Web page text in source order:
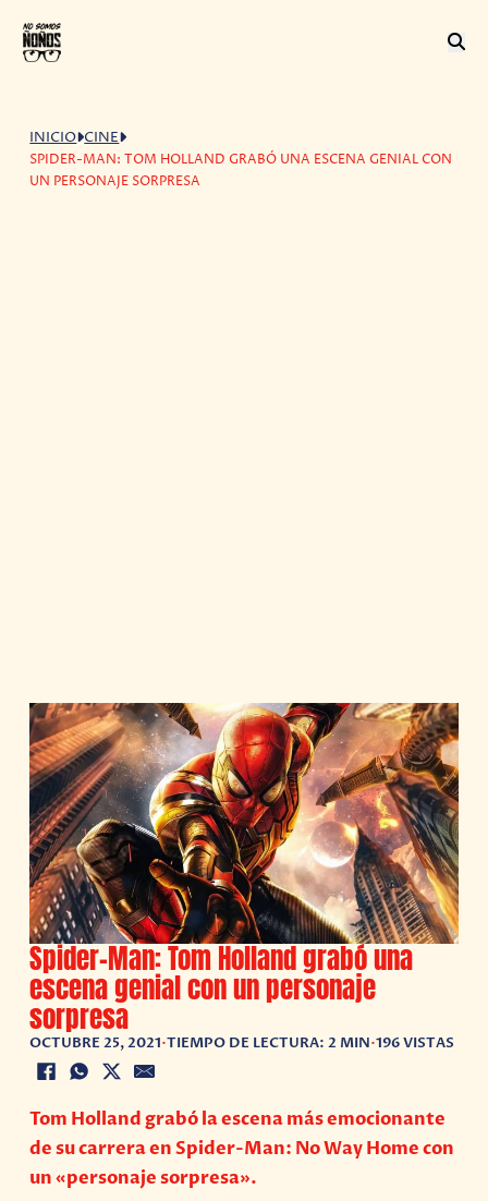
INICIO CINE
SPIDER-MAN: TOM HOLLAND GRABÓ UNA ESCENA GENIAL CON
UN PERSONAJE SORPRESA
Spider-Man: Tom Holland grabó una
escena genial con un personaje
sorpresa
OCTUBRE 25, 2021•TIEMPO DE LECTURA: 2 MIN•196 VISTAS
Tom Holland grabó la escena más emocionante
de su carrera en Spider-Man: No Way Home con
un «personaje sorpresa».